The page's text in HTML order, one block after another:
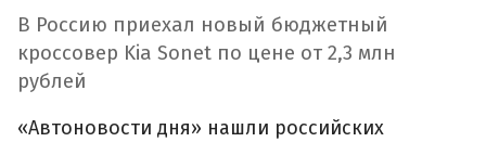
В Россию приехал новый бюджетный
кроссовер Kia Sonet по цене от 2,3 млн
рублей
«Автоновости дня» нашли российских